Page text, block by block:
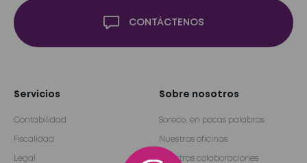
CONTÁCTENOS
Servicios
Contabilidad
Fiscalidad
Legal
Sobre nosotros
Soreco, en pocas palabras
Nuestras oficinas
Nuestras colaboraciones